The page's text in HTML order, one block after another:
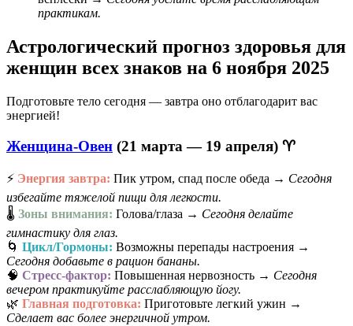
практикам.
Астрологический прогноз здоровья для
женщин всех знаков на 6 ноября 2025
Подготовьте тело сегодня — завтра оно отблагодарит вас
энергией!
Женщина-Овен (21 марта — 19 апреля) ♈
⚡ Энергия завтра: Пик утром, спад после обеда → Сегодня
избегайте тяжелой пищи для легкости.
🌡️ Зоны внимания: Голова/глаза → Сегодня делайте
гимнастику для глаз.
🌀 Цикл/Гормоны: Возможны перепады настроения →
Сегодня добавьте в рацион бананы.
🧠 Стресс-фактор: Повышенная нервозность → Сегодня
вечером практикуйте расслабляющую йогу.
🌿 Главная подготовка: Приготовьте легкий ужин →
Сделает вас более энергичной утром.